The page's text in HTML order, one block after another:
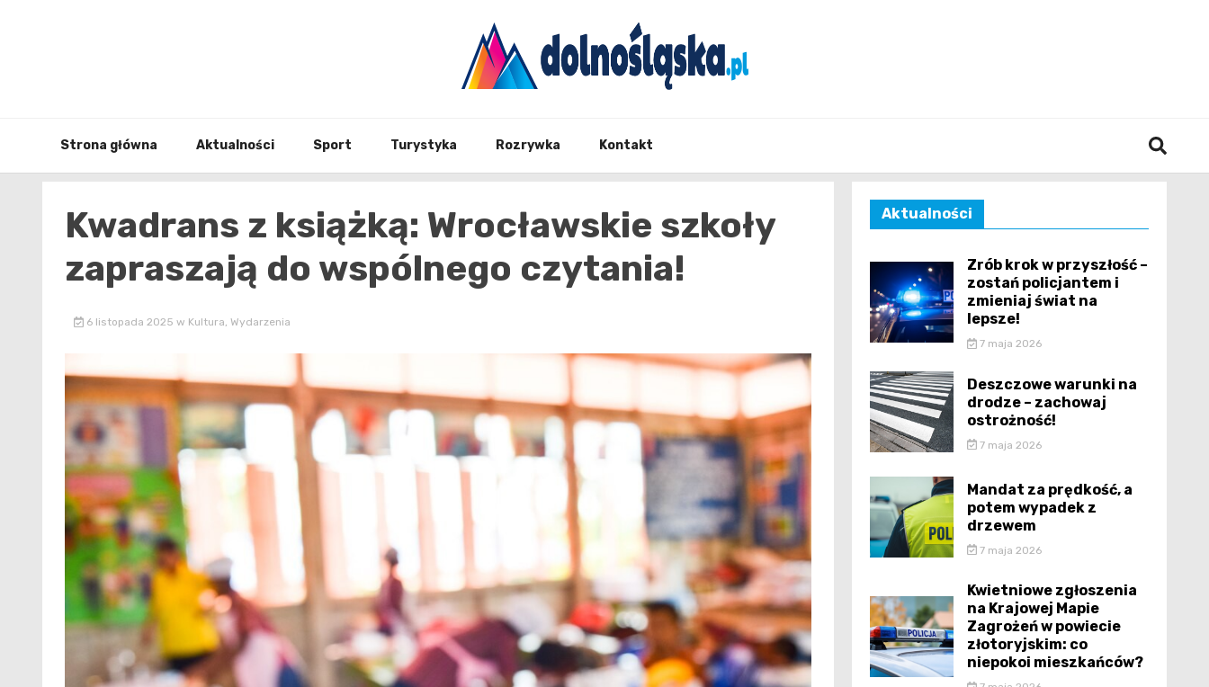
Strona główna Aktualności Sport Turystyka Rozrywka Kontakt
Kwadrans z książką: Wrocławskie szkoły
zapraszają do wspólnego czytania!
6 listopada 2025 w Kultura, Wydarzenia
Aktualności
Zrób krok w przyszłość –
zostań policjantem i
zmieniaj świat na
lepsze!
7 maja 2026
Deszczowe warunki na
drodze – zachowaj
ostrożność!
7 maja 2026
Mandat za prędkość, a
potem wypadek z
drzewem
7 maja 2026
Kwietniowe zgłoszenia
na Krajowej Mapie
Zagrożeń w powiecie
złotoryjskim: co
niepokoi mieszkańców?